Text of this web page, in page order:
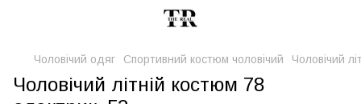
Чоловічий одяг Спортивний костюм чоловічий Чоловічий
Чоловічий літній костюм 78